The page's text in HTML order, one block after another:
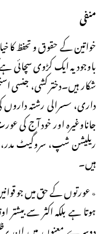
منفی
خواتین کے حقوق و تحفظ کا
باوجود یہ ایک کڑوی سچائی
شکار ہیں۔دختر کشی، جنسی
داری، سسرالی رشتہ داروں
جاناوغیرہ اور خود آج کی
ریلیشن شپ، سروگیٹ مدر،
ہیں۔
٭ عورتوں کے حق میں جو
ہوتا ہے بلکہ اکثر سے